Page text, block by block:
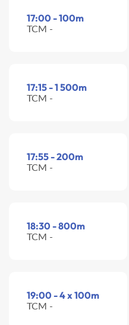
17:00 - 100m
TCM -
17:15 - 1 500m
TCM -
17:55 - 200m
TCM -
18:30 - 800m
TCM -
19:00 - 4 x 100m
TCM -